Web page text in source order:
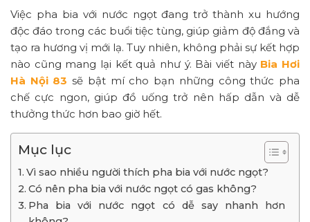
Việc pha bia với nước ngọt đang trở thành xu hướng
độc đáo trong các buổi tiệc tùng, giúp giảm độ đắng và
tạo ra hương vị mới lạ. Tuy nhiên, không phải sự kết hợp
nào cũng mang lại kết quả như ý. Bài viết này Bia Hơi
Hà Nội 83 sẽ bật mí cho bạn những công thức pha
chế cực ngon, giúp đồ uống trở nên hấp dẫn và dễ
thưởng thức hơn bao giờ hết.
Mục lục
Vì sao nhiều người thích pha bia với nước ngọt?
Có nên pha bia với nước ngọt có gas không?
Pha bia với nước ngọt có dễ say nhanh hơn